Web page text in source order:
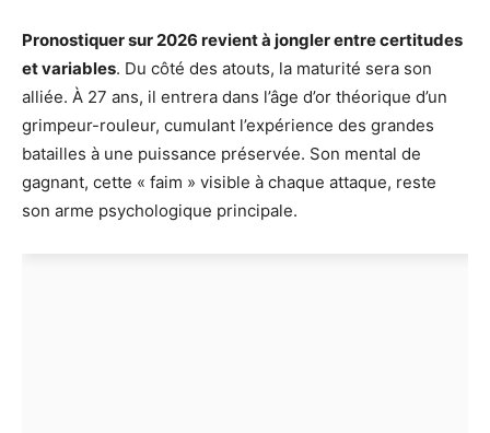
Pronostiquer sur 2026 revient à jongler entre certitudes
et variables. Du côté des atouts, la maturité sera son
alliée. À 27 ans, il entrera dans l’âge d’or théorique d’un
grimpeur-rouleur, cumulant l’expérience des grandes
batailles à une puissance préservée. Son mental de
gagnant, cette « faim » visible à chaque attaque, reste
son arme psychologique principale.